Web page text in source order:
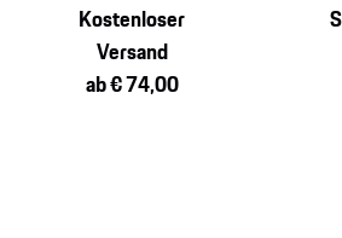
Kostenloser
Versand
ab € 74,00